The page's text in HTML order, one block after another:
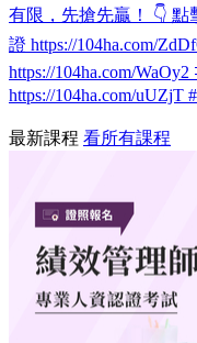
有限，先搶先贏！ 👇 點
證 https://104ha.com/
https://104ha.com/
https://104ha.com/
最新課程 看所有課程